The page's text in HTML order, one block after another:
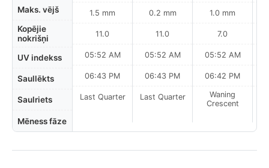
Maks. vējš
Kopējie
nokrišņi
UV indekss
Saullēkts
Saulriets
Mēness fāze
1.5 mm
11.0
05:52 AM
06:43 PM
Last Quarter
0.2 mm
11.0
05:52 AM
06:43 PM
Last Quarter
1.0 mm
7.0
05:52 AM
06:42 PM
Waning
Crescent